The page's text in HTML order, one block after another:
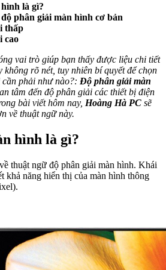
là gì?
phân giải màn hình cơ bản
thấp
cao
vai trò giúp bạn thấy được liệu chi tiết
không rõ nét, tuy nhiên bí quyết để chọn
phải như nào?: Độ phân giải màn
tâm đến độ phân giải các thiết bị điện
bài viết hôm nay, Hoàng Hà PC sẽ
về thuật ngữ này.
hình là gì?
thuật ngữ độ phân giải màn hình. Khái
khả năng hiển thị của màn hình thông